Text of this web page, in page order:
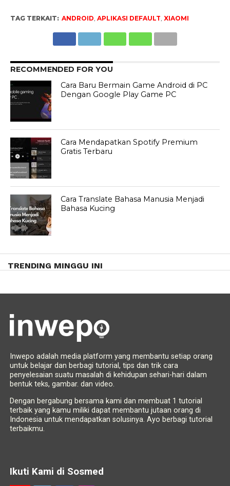
TAG TERKAIT: ANDROID, APLIKASI DEFAULT, XIAOMI
RECOMMENDED FOR YOU
Cara Baru Bermain Game Android di PC
Dengan Google Play Game PC
Cara Mendapatkan Spotify Premium
Gratis Terbaru
Cara Translate Bahasa Manusia Menjadi
Bahasa Kucing
TRENDING MINGGU INI
Inwepo adalah media platform yang membantu setiap orang
untuk belajar dan berbagi tutorial, tips dan trik cara
penyelesaian suatu masalah di kehidupan sehari-hari dalam
bentuk teks, gambar. dan video.
Dengan bergabung bersama kami dan membuat 1 tutorial
terbaik yang kamu miliki dapat membantu jutaan orang di
Indonesia untuk mendapatkan solusinya. Ayo berbagi tutorial
terbaikmu.
Ikuti Kami di Sosmed